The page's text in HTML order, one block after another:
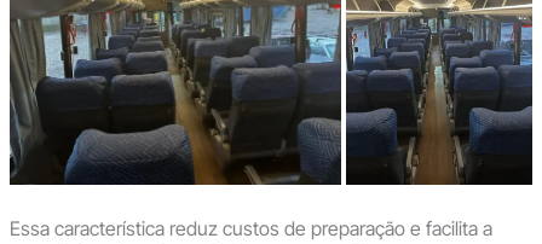
Essa característica reduz custos de preparação e facilita a